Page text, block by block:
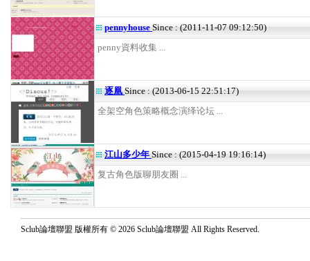
pennyhouse Since : (2011-11-07 09:12:50)
penny資料收集 ...
逐凰 Since : (2013-06-15 22:51:17)
全架空角色策略概念演绎论坛 ...
江山多少年 Since : (2015-04-19 19:16:14)
复古角色版聊朋友圈 ...
Sclub論壇聯盟 版權所有 © 2026 Sclub論壇聯盟 All Rights Reserved.